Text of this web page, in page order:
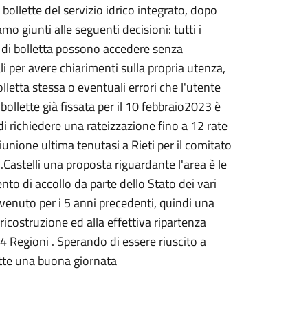
del servizio idrico integrato, dopo
giunti alle seguenti decisioni: tutti i
bolletta possono accedere senza
avere chiarimenti sulla propria utenza,
stessa o eventuali errori che l'utente
già fissata per il 10 febbraio2023 è
richiedere una rateizzazione fino a 12 rate
ultima tenutasi a Rieti per il comitato
una proposta riguardante l'area è le
di accollo da parte dello Stato dei vari
per i 5 anni precedenti, quindi una
ed alla effettiva ripartenza
Regioni . Sperando di essere riuscito a
una buona giornata